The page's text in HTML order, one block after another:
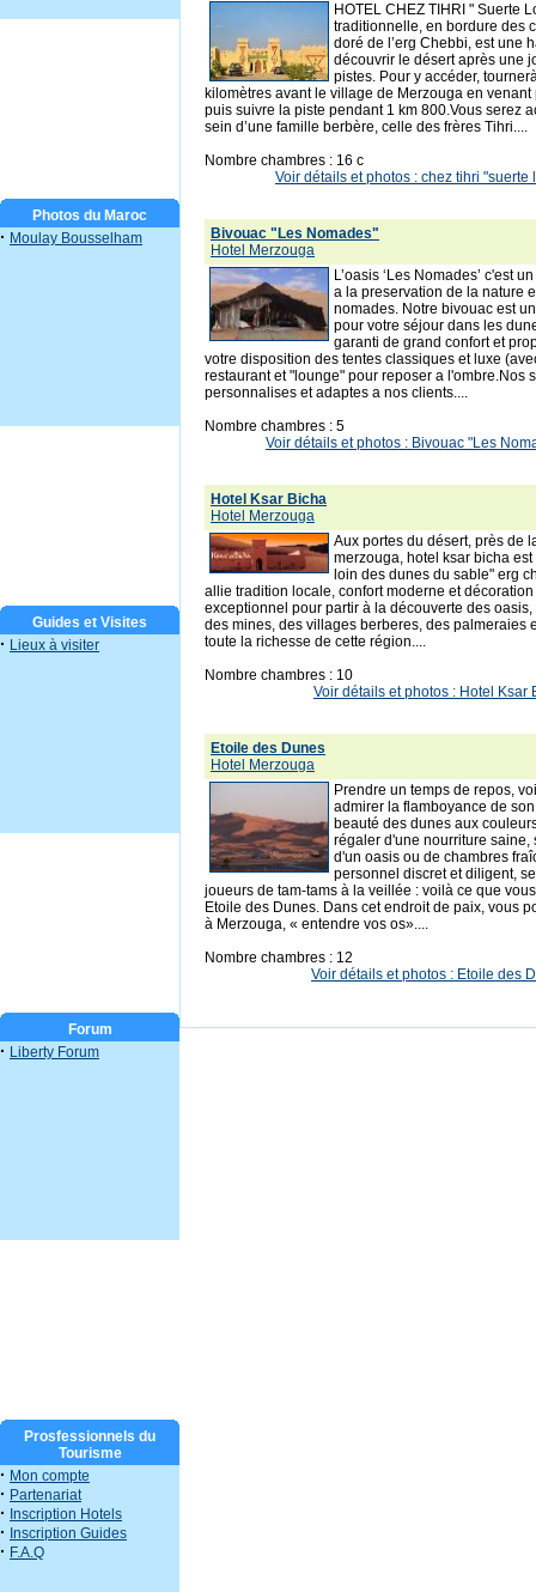
Photos du Maroc
· Moulay Bousselham
Guides et Visites
· Lieux à visiter
Forum
· Liberty Forum
Prosfessionnels du
Tourisme
· Mon compte
· Partenariat
· Inscription Hotels
· Inscription Guides
· F.A.Q
HOTEL CHEZ TIHRI " Suerte
traditionnelle, en bordure des
doré de l’erg Chebbi, est une
découvrir le désert après une
pistes. Pour y accéder,
kilomètres avant le village de Merzouga en
puis suivre la piste pendant 1 km 800.Vous serez
sein d’une famille berbère, celle des frères Tihri....
Nombre chambres : 16 c
Voir détails et photos : chez tihri "suerte
Bivouac "Les Nomades"
Hotel Merzouga
L’oasis ‘Les Nomades’ c'est
a la preservation de la nature
nomades. Notre bivouac est
pour votre séjour dans les
garanti de grand confort et
votre disposition des tentes classiques et luxe
restaurant et "lounge" pour reposer a l'ombre.Nos
personnalises et adaptes a nos clients....
Nombre chambres : 5
Voir détails et photos : Bivouac "Les
Hotel Ksar Bicha
Hotel Merzouga
Aux portes du désert, près de
merzouga, hotel ksar bicha
loin des dunes du sable" erg
allie tradition locale, confort moderne et
exceptionnel pour partir à la découverte des
des mines, des villages berberes, des palmeraies
toute la richesse de cette région....
Nombre chambres : 10
Voir détails et photos : Hotel Ksar
Etoile des Dunes
Hotel Merzouga
Prendre un temps de repos,
admirer la flamboyance de
beauté des dunes aux
régaler d'une nourriture saine,
d'un oasis ou de chambres
personnel discret et diligent,
joueurs de tam-tams à la veillée : voilà ce que
Etoile des Dunes. Dans cet endroit de paix, vous
à Merzouga, « entendre vos os»....
Nombre chambres : 12
Voir détails et photos : Etoile des